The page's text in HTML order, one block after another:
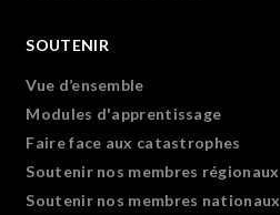
SOUTENIR
Vue d’ensemble
Modules d'apprentissage
Faire face aux catastrophes
Soutenir nos membres régionaux
Soutenir nos membres nationaux